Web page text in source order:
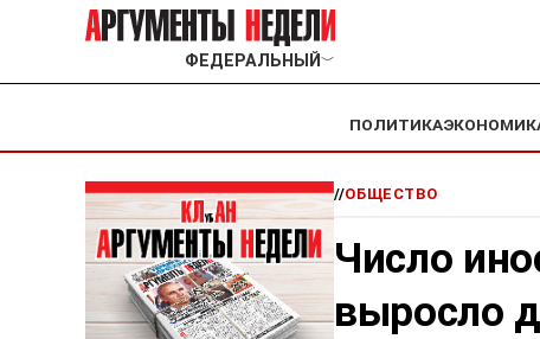
ФЕДЕРАЛЬНЫЙ ﹀
ПОЛИТИКА
//ОБЩЕСТВО
Число
выросло